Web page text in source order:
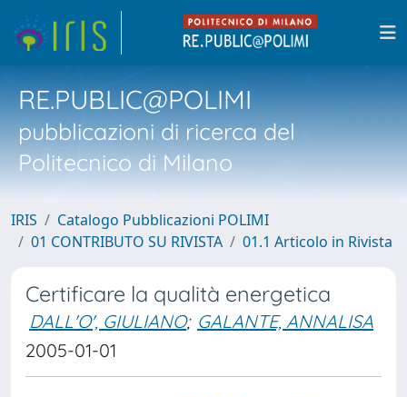
RE.PUBLIC@POLIMI
pubblicazioni di ricerca del
Politecnico di Milano
IRIS
Catalogo Pubblicazioni POLIMI
01 CONTRIBUTO SU RIVISTA
01.1 Articolo in Rivista
Certificare la qualità energetica
DALL'O', GIULIANO; GALANTE, ANNALISA
2005-01-01